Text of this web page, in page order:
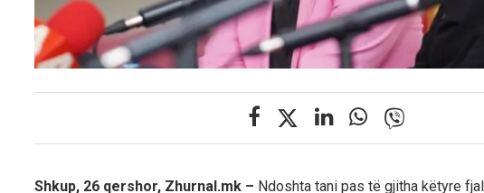
Shkup, 26 qershor, Zhurnal.mk – Ndoshta tani pas të gjitha këtyre